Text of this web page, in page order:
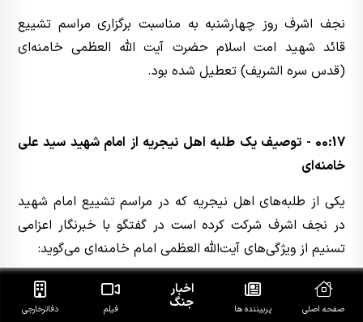
نجف اشرف روز چهارشنبه به مناسبت برگزاری مراسم تشییع
قائد شهید امت اسلام حضرت آیت الله العظمی خامنه‌ای
(قدس سره الشریف) تعطیل شده بود.
00:17 - توصیف یک طلبه اهل نیجریه از امام شهید سید علی
خامنه‌ای
یکی از طلبه‌های اهل نیجریه که در مراسم تشییع امام شهید
در نجف اشرف شرکت کرده است در گفتگو با خبرنگار اعزامی
تسنیم از ویژگی‌های آیت‌الله العظمی امام خامنه‌ای می‌گوید:
صفحه اصلی پربیننده ها
اخبار
جنگ فیلم دفاتر‌خارجی